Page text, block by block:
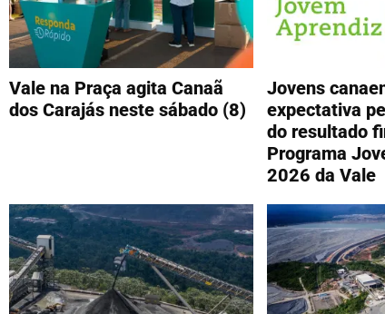
Vale na Praça agita Canaã
dos Carajás neste sábado (8)
Jovens
expectativa
do resultado
Programa
2026 da Vale